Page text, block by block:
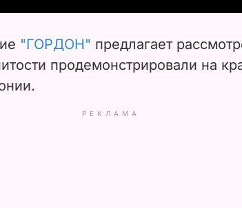
i
e
"ГОРДОН" предлагает
продемонстрировали на
РЕКЛАМА